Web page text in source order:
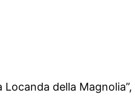
della Magnolia”,